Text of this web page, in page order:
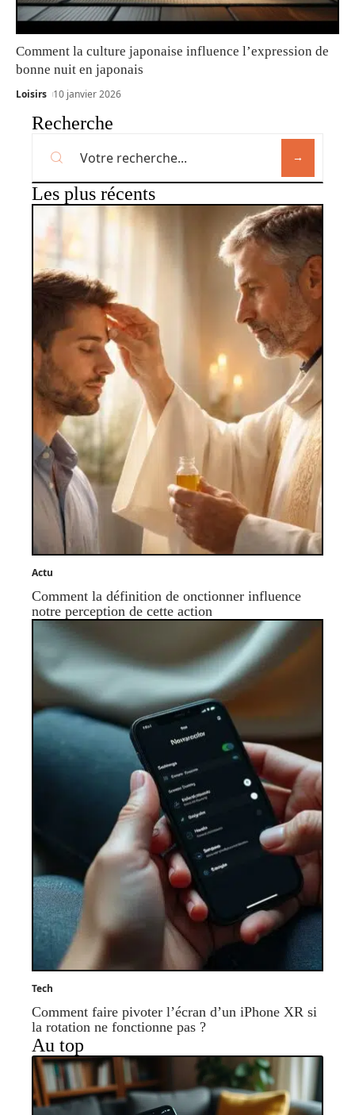
Comment la culture japonaise influence l’expression de
bonne nuit en japonais
Loisirs 10 janvier 2026
Recherche
Les plus récents
Actu
Comment la définition de onctionner influence
notre perception de cette action
Tech
Comment faire pivoter l’écran d’un iPhone XR si
la rotation ne fonctionne pas ?
Au top